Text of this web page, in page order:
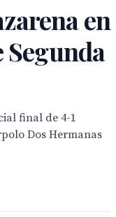
en
final de 4-1
Dos Hermanas